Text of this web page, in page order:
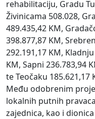
rehabilitaciju, Gradu
Živinicama 508.028,
489.435,42 KM,
398.877,87 KM,
292.191,17 KM,
KM, Sapni 236.783,94
te Teočaku 185.621,17
Među odobrenim
lokalnih putnih
zajednica, kao i